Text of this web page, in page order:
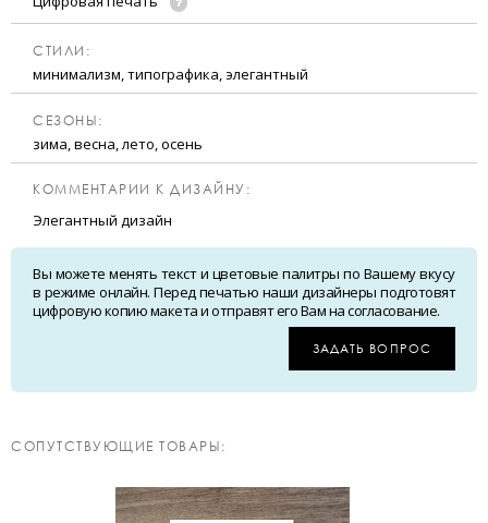
CТИЛИ:
минимализм, типографика, элегантный
CЕЗОНЫ:
зима, весна, лето, осень
КОММЕНТАРИИ К ДИЗАЙНУ:
Элегантный дизайн
Вы можете менять текст и цветовые палитры по Вашему вкусу
в режиме онлайн. Перед печатью наши дизайнеры подготовят
цифровую копию макета и отправят его Вам на согласование.
ЗАДАТЬ ВОПРОС
CОПУТСТВУЮЩИЕ ТОВАРЫ: